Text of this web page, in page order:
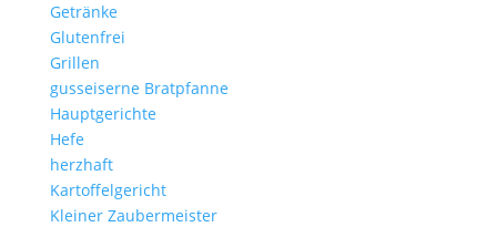
Getränke
Glutenfrei
Grillen
gusseiserne Bratpfanne
Hauptgerichte
Hefe
herzhaft
Kartoffelgericht
Kleiner Zaubermeister